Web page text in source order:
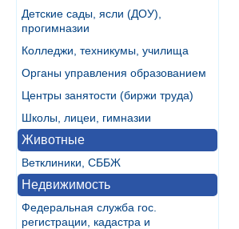
Детские сады, ясли (ДОУ),
прогимназии
Колледжи, техникумы, училища
Органы управления образованием
Центры занятости (биржи труда)
Школы, лицеи, гимназии
Животные
Ветклиники, СББЖ
Недвижимость
Федеральная служба гос.
регистрации, кадастра и